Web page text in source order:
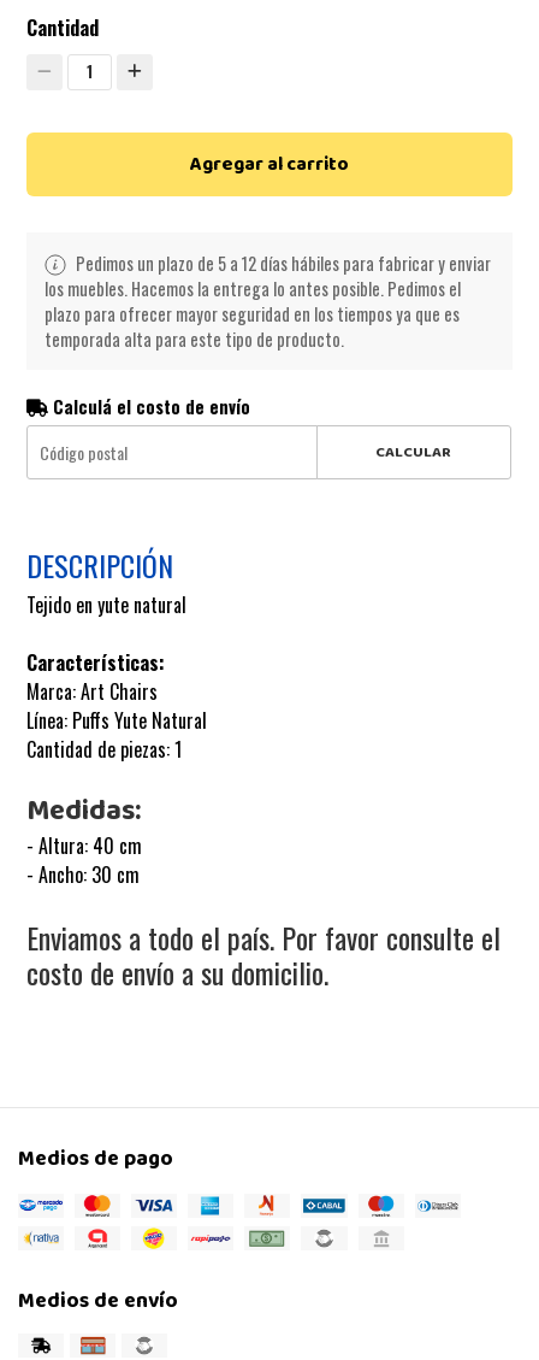
Cantidad
1
Agregar al carrito
Pedimos un plazo de 5 a 12 días hábiles para fabricar y enviar
los muebles. Hacemos la entrega lo antes posible. Pedimos el
plazo para ofrecer mayor seguridad en los tiempos ya que es
temporada alta para este tipo de producto.
Calculá el costo de envío
CALCULAR
DESCRIPCIÓN
Tejido en yute natural
Características:
Marca: Art Chairs
Línea: Puffs Yute Natural
Cantidad de piezas: 1
Medidas:
- Altura: 40 cm
- Ancho: 30 cm
Enviamos a todo el país. Por favor consulte el
costo de envío a su domicilio.
Medios de pago
Medios de envío